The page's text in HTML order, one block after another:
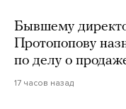
Бывшему
Протопопову
по делу о
17 часов назад